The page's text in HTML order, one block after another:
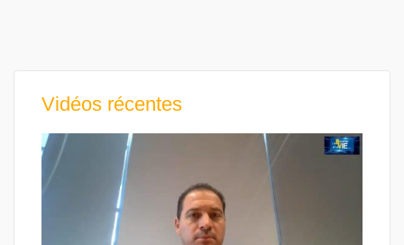
Vidéos récentes